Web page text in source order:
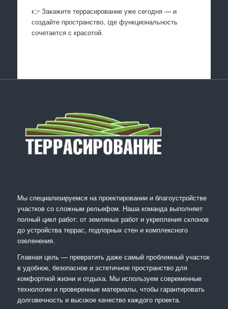
👉 Закажите террасирование уже сегодня — и
создайте пространство, где функциональность
сочетается с красотой.
Мы специализируемся на проектировании и благоустройстве
участков со сложным рельефом. Наша команда выполняет
полный цикл работ: от земляных работ и укрепления склонов
до устройства террас, подпорных стен и комплексного
озеленения.
Главная цель — превратить даже самый проблемный участок
в удобное, безопасное и эстетичное пространство для
комфортной жизни и отдыха. Мы используем современные
технологии и проверенные материалы, чтобы гарантировать
долговечность и высокое качество каждого проекта.